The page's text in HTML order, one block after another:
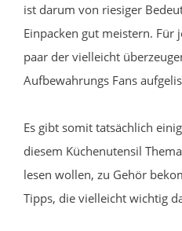
ist darum von riesiger
Einpacken gut meistern. Für
paar der vielleicht
Aufbewahrungs Fans
Es gibt somit tatsächlich
diesem Küchenutensil
lesen wollen, zu Gehör
Tipps, die vielleicht wichtig